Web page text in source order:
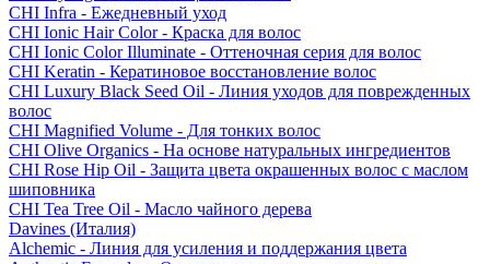
CHI Infra - Ежедневный уход
CHI Ionic Hair Color - Краска для волос
CHI Ionic Color Illuminate - Оттеночная серия для волос
CHI Keratin - Кератиновое восстановление волос
CHI Luxury Black Seed Oil - Линия уходов для поврежденных
волос
CHI Magnified Volume - Для тонких волос
CHI Olive Organics - На основе натуральных ингредиентов
CHI Rose Hip Oil - Защита цвета окрашенных волос с маслом
шиповника
CHI Tea Tree Oil - Масло чайного дерева
Davines (Италия)
Alchemic - Линия для усиления и поддержания цвета